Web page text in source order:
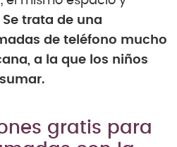
Se trata de una
de teléfono mucho
a la que los niños
gratis para